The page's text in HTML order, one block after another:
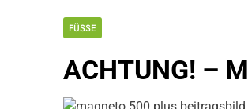
FÜSSE
ACHTUNG! –